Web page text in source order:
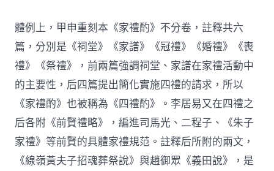
體例上，甲申重刻本《家禮酌》不分卷，註釋共六
篇，分別是《祠堂》《家譜》《冠禮》《婚禮》《喪
禮》《祭禮》，前兩篇強調祠堂、家譜在家禮活動中
的主要性，后四篇提出簡化實施四禮的請求，所以
《家禮酌》也被稱為《四禮酌》。李居易又在四禮之
后各附《前賢禮略》，編進司馬光、二程子、《朱子
家禮》等前賢的具體家禮規范。註釋后所附的兩文，
《線嶺黃夫子招魂葬祭說》與趙御眾《義田說》，是